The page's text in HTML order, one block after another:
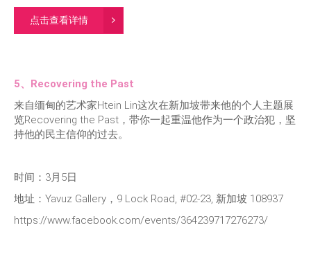
点击查看详情
5、Recovering the Past
来自缅甸的艺术家Htein Lin这次在新加坡带来他的个人主题展
览Recovering the Past，带你一起重温他作为一个政治犯，坚
持他的民主信仰的过去。
时间：3月5日
地址：Yavuz Gallery，9 Lock Road, #02-23, 新加坡 108937
https://www.facebook.com/events/364239717276273/